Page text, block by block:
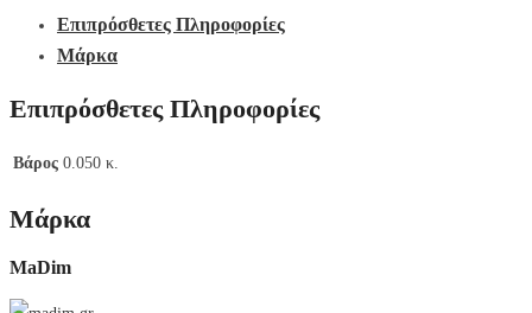
Επιπρόσθετες Πληροφορίες
Μάρκα
Επιπρόσθετες Πληροφορίες
Βάρος 0.050 κ.
Μάρκα
MaDim